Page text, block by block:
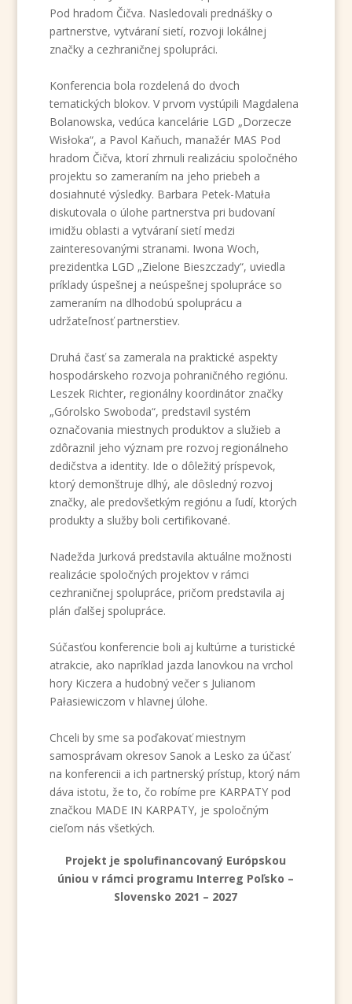
Pod hradom Čičva. Nasledovali prednášky o
partnerstve, vytváraní sietí, rozvoji lokálnej
značky a cezhraničnej spolupráci.
Konferencia bola rozdelená do dvoch
tematických blokov. V prvom vystúpili Magdalena
Bolanowska, vedúca kancelárie LGD „Dorzecze
Wisłoka“, a Pavol Kaňuch, manažér MAS Pod
hradom Čičva, ktorí zhrnuli realizáciu spoločného
projektu so zameraním na jeho priebeh a
dosiahnuté výsledky. Barbara Petek-Matuła
diskutovala o úlohe partnerstva pri budovaní
imidžu oblasti a vytváraní sietí medzi
zainteresovanými stranami. Iwona Woch,
prezidentka LGD „Zielone Bieszczady“, uviedla
príklady úspešnej a neúspešnej spolupráce so
zameraním na dlhodobú spoluprácu a
udržateľnosť partnerstiev.
Druhá časť sa zamerala na praktické aspekty
hospodárskeho rozvoja pohraničného regiónu.
Leszek Richter, regionálny koordinátor značky
„Górolsko Swoboda“, predstavil systém
označovania miestnych produktov a služieb a
zdôraznil jeho význam pre rozvoj regionálneho
dedičstva a identity. Ide o dôležitý príspevok,
ktorý demonštruje dlhý, ale dôsledný rozvoj
značky, ale predovšetkým regiónu a ľudí, ktorých
produkty a služby boli certifikované.
Nadežda Jurková predstavila aktuálne možnosti
realizácie spoločných projektov v rámci
cezhraničnej spolupráce, pričom predstavila aj
plán ďalšej spolupráce.
Súčasťou konferencie boli aj kultúrne a turistické
atrakcie, ako napríklad jazda lanovkou na vrchol
hory Kiczera a hudobný večer s Julianom
Pałasiewiczom v hlavnej úlohe.
Chceli by sme sa poďakovať miestnym
samosprávam okresov Sanok a Lesko za účasť
na konferencii a ich partnerský prístup, ktorý nám
dáva istotu, že to, čo robíme pre KARPATY pod
značkou MADE IN KARPATY, je spoločným
cieľom nás všetkých.
Projekt je spolufinancovaný Európskou
úniou v rámci programu Interreg Poľsko –
Slovensko 2021 – 2027